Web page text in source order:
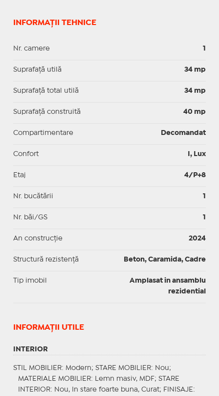
INFORMAȚII TEHNICE
Nr. camere 1
Suprafaţă utilă 34 mp
Suprafaţă total utilă 34 mp
Suprafaţă construită 40 mp
Compartimentare Decomandat
Confort I, Lux
Etaj 4/P+8
Nr. bucătării 1
Nr. băi/GS 1
An construcție 2024
Structură rezistență Beton, Caramida, Cadre
Tip imobil
Amplasat in ansamblu
rezidential
INFORMAŢII UTILE
INTERIOR
STIL MOBILIER: Modern; STARE MOBILIER: Nou;
MATERIALE MOBILIER: Lemn masiv, MDF; STARE
INTERIOR: Nou, In stare foarte buna, Curat; FINISAJE :